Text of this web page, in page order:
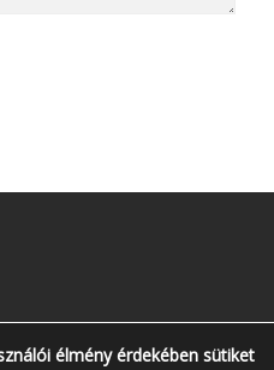
élmény érdekében sütiket